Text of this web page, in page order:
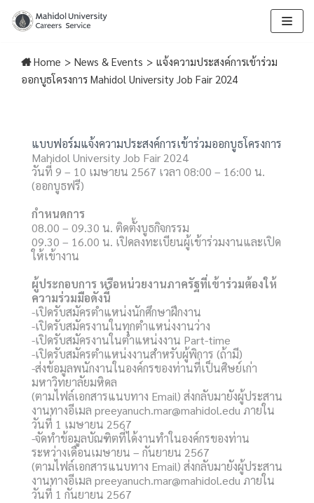
to
content
Home > News & Events > แจ้งความประสงค์การเข้าร่วม
ออกบูธโครงการ Mahidol University Job Fair 2024
แบบฟอร์มแจ้งความประสงค์การเข้าร่วมออกบูธโครงการ
Mahidol University Job Fair 2024
วันที่ 9 – 10 เมษายน 2567 เวลา 08:00 – 16:00 น.
(ออกบูธฟรี)
กำหนดการ
08.00 – 09.30 น. ติดตั้งบูธกิจกรรม
09.30 – 16.00 น. เปิดลงทะเบียนผู้เข้าร่วมงานและเปิด
ให้เข้างาน
ผู้ประกอบการ หรือหน่วยงานภาครัฐที่เข้าร่วมต้องให้
ความร่วมมือดังนี้
-เปิดรับสมัครตำแหน่งนักศึกษาฝึกงาน
-เปิดรับสมัครงานในทุกตำแหน่งงานว่าง
-เปิดรับสมัครงานในตำแหน่งงาน Part-time
-เปิดรับสมัครตำแหน่งงานสำหรับผู้พิการ (ถ้ามี)
-ส่งข้อมูลพนักงานในองค์กรของท่านที่เป็นศิษย์เก่า
มหาวิทยาลัยมหิดล
(ตามไฟล์เอกสารแนบทาง Email) ส่งกลับมายังผู้ประสาน
งานทางอีเมล preeyanuch.mar@mahidol.edu ภายใน
วันที่ 1 เมษายน 2567
-จัดทำข้อมูลบัณฑิตที่ได้งานทำในองค์กรของท่าน
ระหว่างเดือนเมษายน – กันยายน 2567
(ตามไฟล์เอกสารแนบทาง Email) ส่งกลับมายังผู้ประสาน
งานทางอีเมล preeyanuch.mar@mahidol.edu ภายใน
วันที่ 1 กันยายน 2567